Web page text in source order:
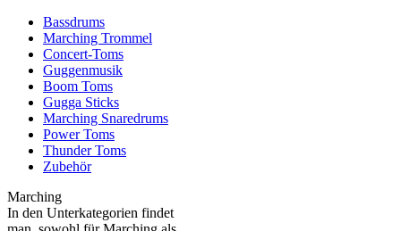
Bassdrums
Marching Trommel
Concert-Toms
Guggenmusik
Boom Toms
Gugga Sticks
Marching Snaredrums
Power Toms
Thunder Toms
Zubehör
Marching
In den Unterkategorien findet